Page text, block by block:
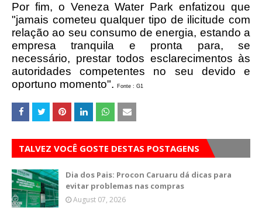
Por fim, o Veneza Water Park enfatizou que
"jamais cometeu qualquer tipo de ilicitude com
relação ao seu consumo de energia, estando a
empresa tranquila e pronta para, se
necessário, prestar todos esclarecimentos às
autoridades competentes no seu devido e
oportuno momento".
Fonte : G1
TALVEZ VOCÊ GOSTE DESTAS POSTAGENS
Dia dos Pais: Procon Caruaru dá dicas para
evitar problemas nas compras
August 07, 2026